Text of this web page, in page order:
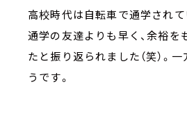
高校時代は自転車で通学され
通学の友達よりも早く、余裕を
たと振り返られました（笑）。
うです。